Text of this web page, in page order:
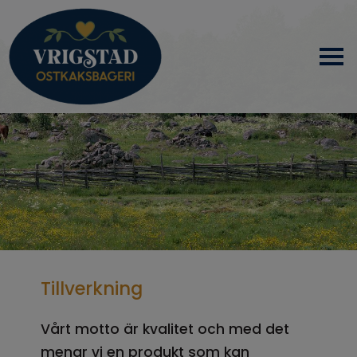
HEM
OM OSS
PRODUKTER
KONTAKT
Tillverkning
Vårt motto är kvalitet och med det
menar vi en produkt som kan